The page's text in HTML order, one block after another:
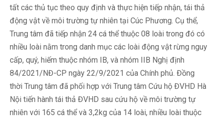
tất các thủ tục theo quy định và thực hiện tiếp nhận, tái thả
động vật về môi trường tự nhiên tại Cúc Phương. Cụ thể,
Trung tâm đã tiếp nhận 24 cá thể thuộc 08 loài trong đó có
nhiều loài nằm trong danh mục các loài động vật rừng nguy
cấp, quý, hiếm thuộc nhóm IB, và nhóm IIB Nghị định
84/2021/NĐ-CP ngày 22/9/2021 của Chính phủ. Đồng
thời Trung tâm đã phối hợp với Trung tâm Cứu hộ ĐVHD Hà
Nội tiến hành tái thả ĐVHD sau cứu hộ về môi trường tự
nhiên với 165 cá thể và 3,2kg của 14 loài, nhiều loài thuộc